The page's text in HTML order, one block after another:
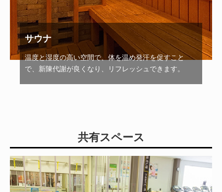
サウナ
温度と湿度の高い空間で、体を温め発汗を促すこと
で、新陳代謝が良くなり、リフレッシュできます。
共有スペース